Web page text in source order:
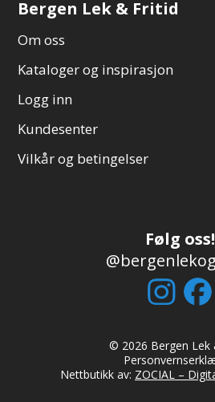
Bergen Lek & Fritid
Om oss
Kataloger og inspirasjon
Logg inn
Kundesenter
Vilkår og betingelser
Følg oss!
© 2026 Bergen Lek
Nettbutikk av: ZOCIAL –